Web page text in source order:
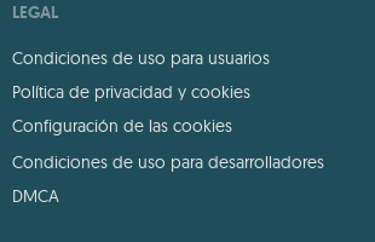
LEGAL
Condiciones de uso para usuarios
Política de privacidad y cookies
Configuración de las cookies
Condiciones de uso para desarrolladores
DMCA